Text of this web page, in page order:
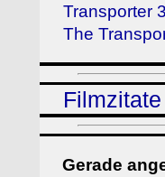
Transporter 3
The
Gerade